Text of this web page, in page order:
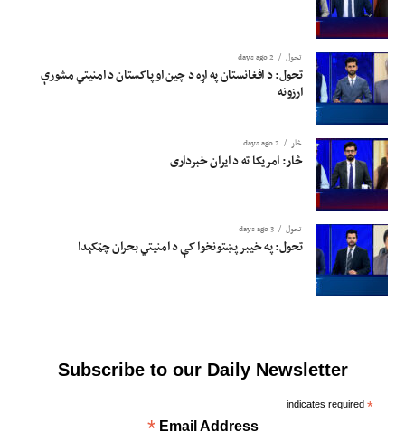
تحول 2 days ago
تحول: د افغانستان په اړه د چین او پاکستان د امنیتي مشورې
ارزونه
څار 2 days ago
څار: امریکا ته د ایران خبرداری
تحول 3 days ago
تحول: په خیبر پښتونخوا کې د امنیتي بحران چټکېدا
Subscribe to our Daily Newsletter
*
indicates required
Email Address
*